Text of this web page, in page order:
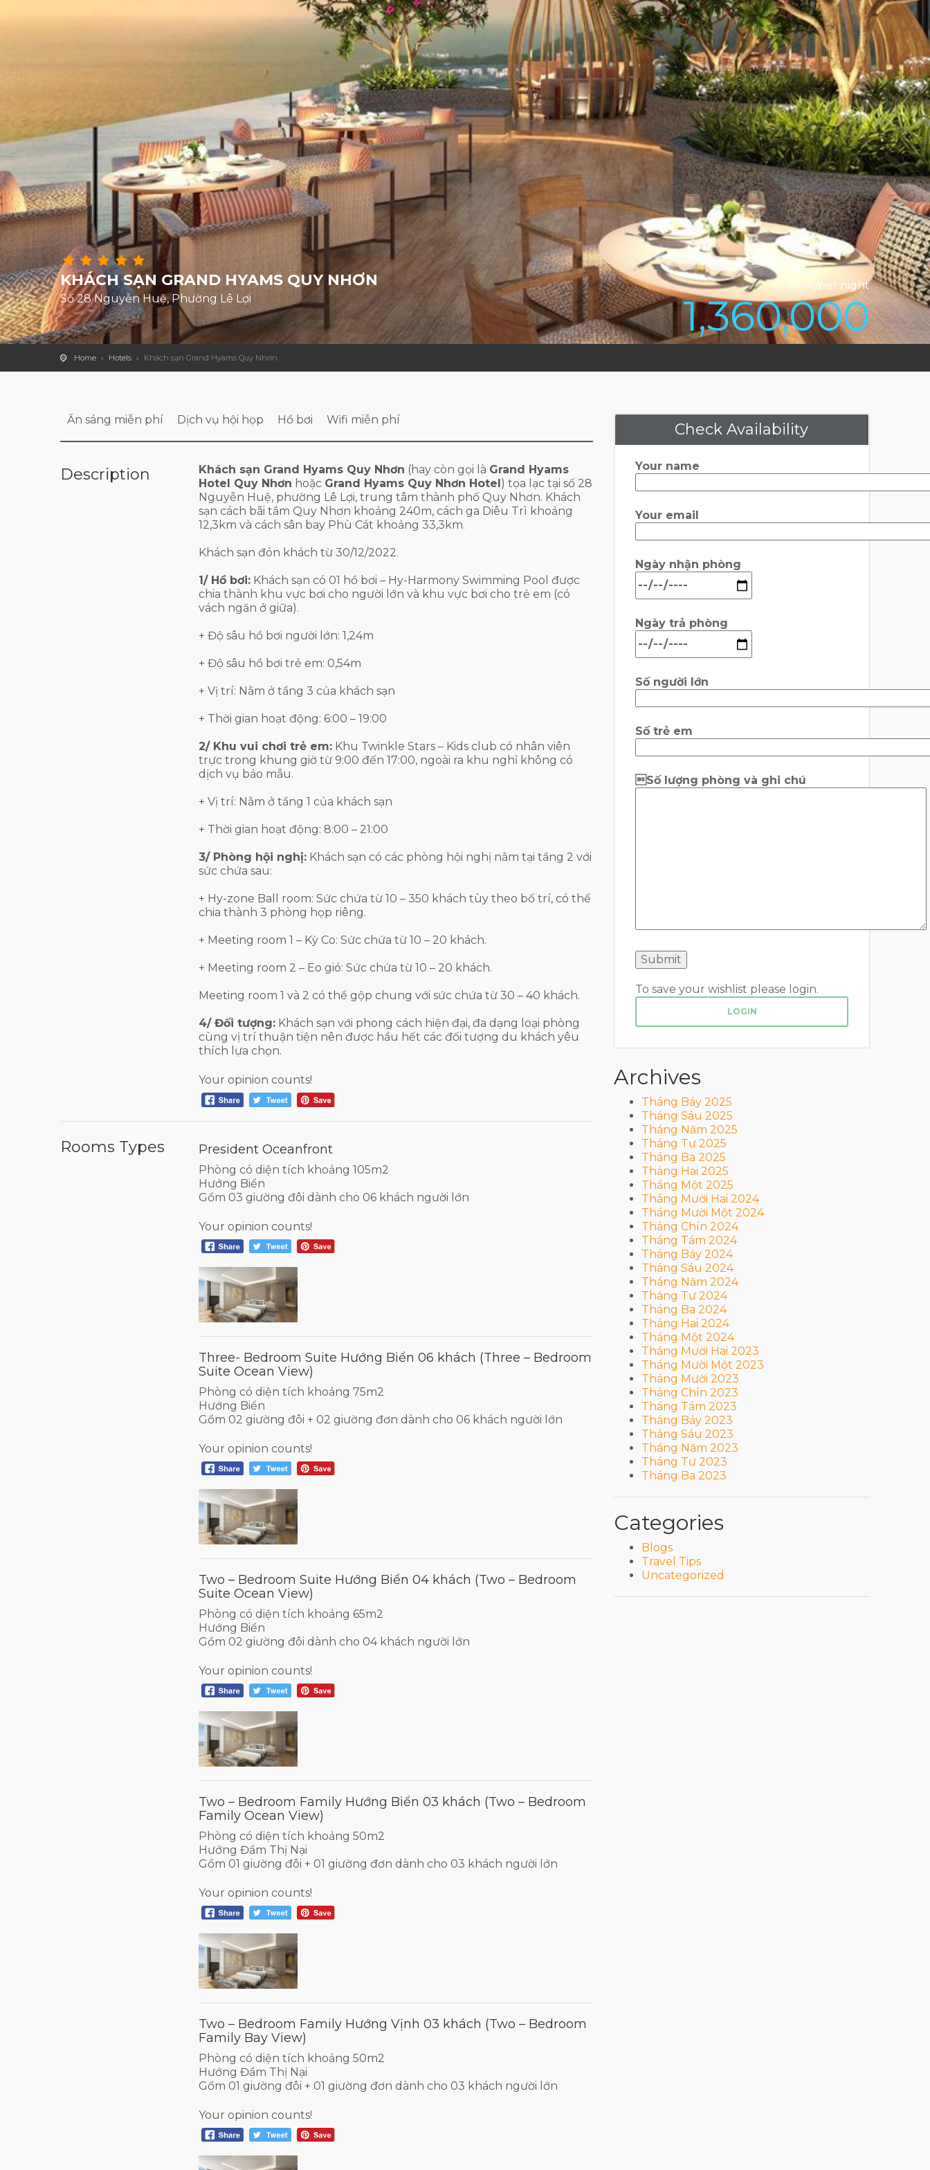
KHÁCH SẠN GRAND HYAMS QUY NHƠN
Số 28 Nguyễn Huệ, Phường Lê Lợi
from/per night
1,360,000
Home Hotels Khách sạn Grand Hyams Quy Nhơn
Ăn sáng miễn phí Dịch vụ hội họp Hồ bơi Wifi miễn phí
Description Khách sạn Grand Hyams Quy Nhơn (hay còn gọi là Grand Hyams
Hotel Quy Nhơn hoặc Grand Hyams Quy Nhơn Hotel) tọa lạc tại số 28
Nguyễn Huệ, phường Lê Lợi, trung tâm thành phố Quy Nhơn. Khách
sạn cách bãi tắm Quy Nhơn khoảng 240m, cách ga Diêu Trì khoảng
12,3km và cách sân bay Phù Cát khoảng 33,3km.
Khách sạn đón khách từ 30/12/2022.
1/ Hồ bơi: Khách sạn có 01 hồ bơi – Hy-Harmony Swimming Pool được
chia thành khu vực bơi cho người lớn và khu vực bơi cho trẻ em (có
vách ngăn ở giữa).
+ Độ sâu hồ bơi người lớn: 1,24m
+ Độ sâu hồ bơi trẻ em: 0,54m
+ Vị trí: Nằm ở tầng 3 của khách sạn
+ Thời gian hoạt động: 6:00 – 19:00
2/ Khu vui chơi trẻ em: Khu Twinkle Stars – Kids club có nhân viên
trực trong khung giờ từ 9:00 đến 17:00, ngoài ra khu nghỉ không có
dịch vụ bảo mẫu.
+ Vị trí: Nằm ở tầng 1 của khách sạn
+ Thời gian hoạt động: 8:00 – 21:00
3/ Phòng hội nghị: Khách sạn có các phòng hội nghị nằm tại tầng 2 với
sức chứa sau:
+ Hy-zone Ball room: Sức chứa từ 10 – 350 khách tùy theo bố trí, có thể
chia thành 3 phòng họp riêng.
+ Meeting room 1 – Kỳ Co: Sức chứa từ 10 – 20 khách.
+ Meeting room 2 – Eo gió: Sức chứa từ 10 – 20 khách.
Meeting room 1 và 2 có thể gộp chung với sức chứa từ 30 – 40 khách.
4/ Đối tượng: Khách sạn với phong cách hiện đại, đa dạng loại phòng
cùng vị trí thuận tiện nên được hầu hết các đối tượng du khách yêu
thích lựa chọn.
Your opinion counts!
Rooms Types President Oceanfront
Phòng có diện tích khoảng 105m2
Hướng Biển
Gồm 03 giường đôi dành cho 06 khách người lớn
Your opinion counts!
Three- Bedroom Suite Hướng Biển 06 khách (Three – Bedroom
Suite Ocean View)
Phòng có diện tích khoảng 75m2
Hướng Biển
Gồm 02 giường đôi + 02 giường đơn dành cho 06 khách người lớn
Your opinion counts!
Two – Bedroom Suite Hướng Biển 04 khách (Two – Bedroom
Suite Ocean View)
Phòng có diện tích khoảng 65m2
Hướng Biển
Gồm 02 giường đôi dành cho 04 khách người lớn
Your opinion counts!
Two – Bedroom Family Hướng Biển 03 khách (Two – Bedroom
Family Ocean View)
Phòng có diện tích khoảng 50m2
Hướng Đầm Thị Nại
Gồm 01 giường đôi + 01 giường đơn dành cho 03 khách người lớn
Your opinion counts!
Two – Bedroom Family Hướng Vịnh 03 khách (Two – Bedroom
Family Bay View)
Phòng có diện tích khoảng 50m2
Hướng Đầm Thị Nại
Gồm 01 giường đôi + 01 giường đơn dành cho 03 khách người lớn
Your opinion counts!
Check Availability
Your name
Your email
Ngày nhận phòng
Ngày trả phòng
Số người lớn
Số trẻ em
Số lượng phòng và ghi chú
To save your wishlist please login.
LOGIN
Archives
Tháng Bảy 2025
Tháng Sáu 2025
Tháng Năm 2025
Tháng Tư 2025
Tháng Ba 2025
Tháng Hai 2025
Tháng Một 2025
Tháng Mười Hai 2024
Tháng Mười Một 2024
Tháng Chín 2024
Tháng Tám 2024
Tháng Bảy 2024
Tháng Sáu 2024
Tháng Năm 2024
Tháng Tư 2024
Tháng Ba 2024
Tháng Hai 2024
Tháng Một 2024
Tháng Mười Hai 2023
Tháng Mười Một 2023
Tháng Mười 2023
Tháng Chín 2023
Tháng Tám 2023
Tháng Bảy 2023
Tháng Sáu 2023
Tháng Năm 2023
Tháng Tư 2023
Tháng Ba 2023
Categories
Blogs
Travel Tips
Uncategorized